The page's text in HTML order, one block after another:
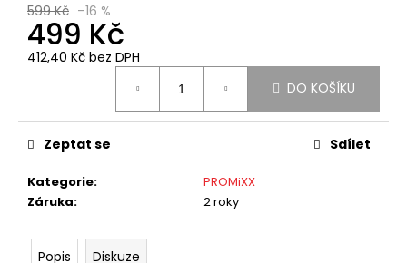
599 Kč –16 %
499 Kč
412,40 Kč bez DPH
DO KOŠÍKU
Kategorie:
PROMiXX
Záruka: 2 roky
Zeptat se Sdílet
Popis Diskuze